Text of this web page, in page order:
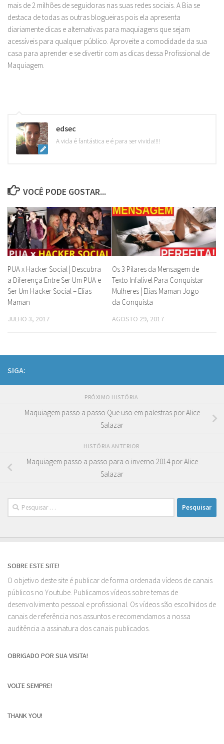
mais de 2 milhões de seguidoras nas suas redes sociais. A Bia se
destaca de todas as outras blogueiras pois ela apresenta
diariamente dicas e alternativas para maquiagens que sejam
acessíveis para qualquer público. Aproveite a comodidade da sua
casa para aprender e se divertir com as dicas dessa Profissional de
Maquiagem.
edsec
A vida é fantástica e é para ser vivida!!!!
VOCÊ PODE GOSTAR...
PUA x Hacker Social | Descubra
a Diferença Entre Ser Um PUA e
Ser Um Hacker Social – Elias
Maman
JULHO 3, 2017
Os 3 Pilares da Mensagem de
Texto Infalível Para Conquistar
Mulheres | Elias Maman Jogo
da Conquista
AGOSTO 29, 2017
SIGA:
PRÓXIMO HISTÓRIA
Maquiagem passo a passo Que uso em palestras por Alice
Salazar
HISTÓRIA ANTERIOR
Maquiagem passo a passo para o inverno 2014 por Alice
Salazar
Pesquisar
por:
SOBRE ESTE SITE!
O objetivo deste site é publicar de forma ordenada vídeos de canais
públicos no Youtube. Publicamos vídeos sobre temas de
desenvolvimento pessoal e profissional. Os vídeos são escolhidos de
canais de referência nos assuntos e recomendamos a nossa
auditência a assinatura dos canais publicados.
OBRIGADO POR SUA VISITA!
VOLTE SEMPRE!
THANK YOU!